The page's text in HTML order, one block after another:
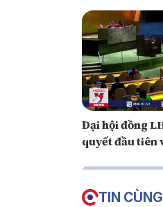
Đại hội đồng
quyết đầu tiên
TIN